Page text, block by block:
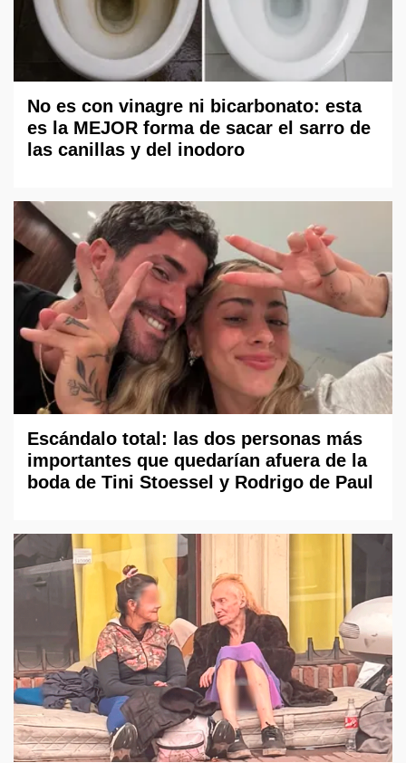
No es con vinagre ni bicarbonato: esta
es la MEJOR forma de sacar el sarro de
las canillas y del inodoro
Escándalo total: las dos personas más
importantes que quedarían afuera de la
boda de Tini Stoessel y Rodrigo de Paul